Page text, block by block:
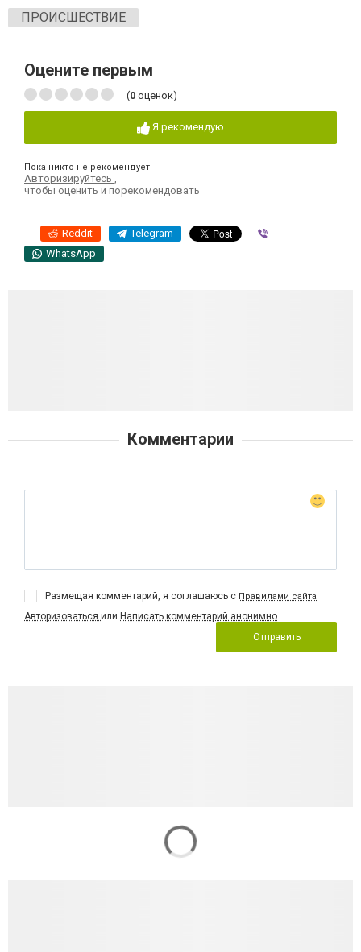
ПРОИСШЕСТВИЕ
Оцените первым
(0 оценок)
Я рекомендую
Пока никто не рекомендует
Авторизируйтесь ,
чтобы оценить и порекомендовать
Reddit Telegram
WhatsApp
Комментарии
Размещая комментарий, я соглашаюсь с Правилами сайта
Авторизоваться или Написать комментарий анонимно
Отправить